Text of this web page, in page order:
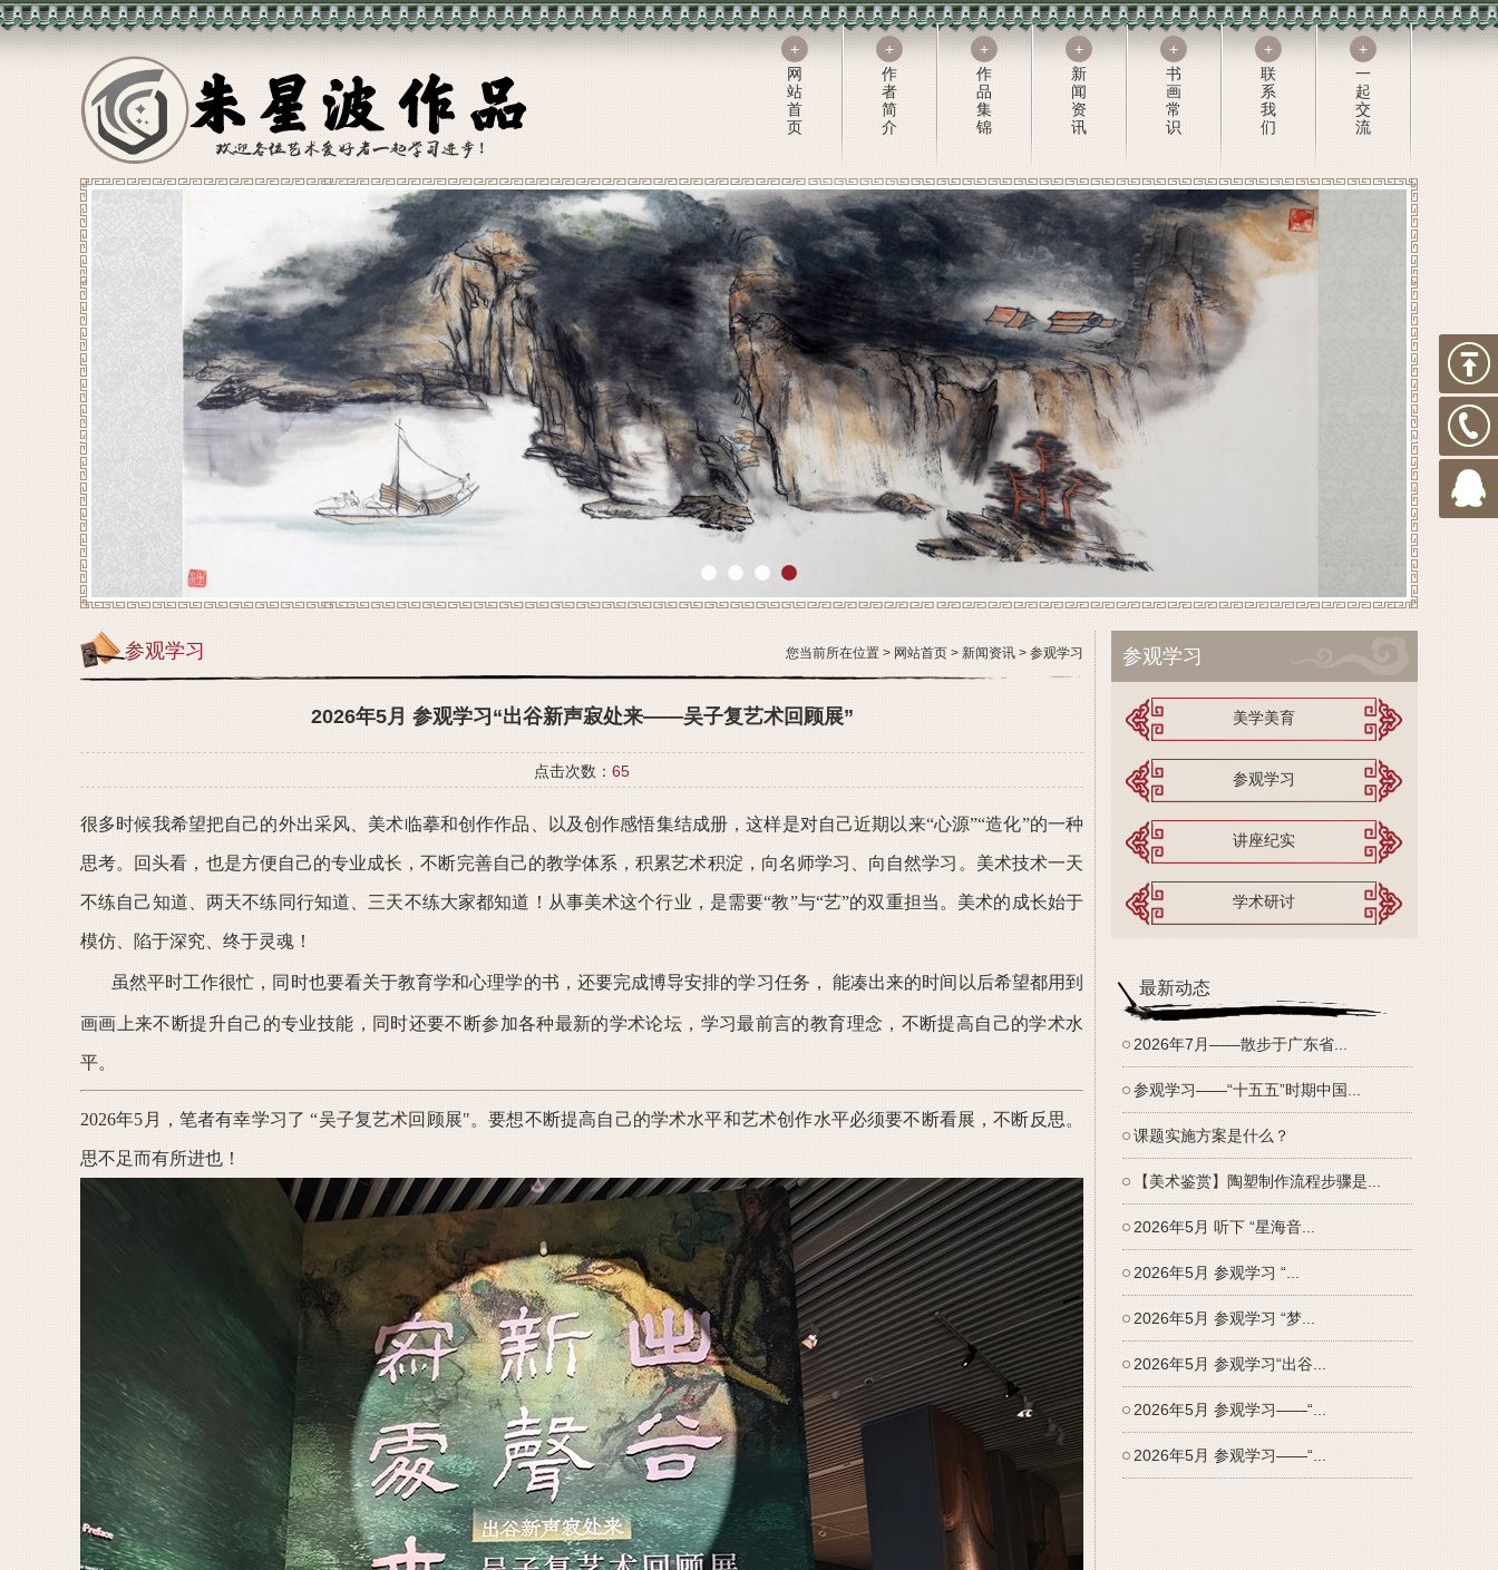
+
网
站
首
页
+
作
者
简
介
+
作
品
集
锦
+
新
闻
资
讯
+
书
画
常
识
+
联
系
我
们
+
一
起
交
流
+
画
作
品
影
品
参观学习 您当前所在位置 > 网站首页 > 新闻资讯 > 参观学习
2026年5月 参观学习“出谷新声寂处来——吴子复艺术回顾展”
点击次数： 65
很多时候我希望把自己的外出采风、美术临摹和创作作品、以及创作感悟集结成册，这样是对自己近期以来“心源”“造化”的一种
思考。回头看，也是方便自己的专业成长，不断完善自己的教学体系，积累艺术积淀，向名师学习、向自然学习。美术技术一天
不练自己知道、两天不练同行知道、三天不练大家都知道！从事美术这个行业，是需要“教”与“艺”的双重担当。美术的成长始于
模仿、陷于深究、终于灵魂！
虽然平时工作很忙，同时也要看关于教育学和心理学的书，还要完成博导安排的学习任务， 能凑出来的时间以后希望都用到
画画上来不断提升自己的专业技能，同时还要不断参加各种最新的学术论坛，学习最前言的教育理念，不断提高自己的学术水
平。
2026年5月，笔者有幸学习了 “吴子复艺术回顾展"。要想不断提高自己的学术水平和艺术创作水平必须要不断看展，不断反思。
思不足而有所进也！
参观学习
美学美育
参观学习
讲座纪实
学术研讨
最新动态
2026年7月——散步于广东省...
参观学习——“十五五”时期中国...
课题实施方案是什么？
【美术鉴赏】陶塑制作流程步骤是...
2026年5月 听下 “星海音...
2026年5月 参观学习 “...
2026年5月 参观学习 “梦...
2026年5月 参观学习“出谷...
2026年5月 参观学习——“...
2026年5月 参观学习——“...